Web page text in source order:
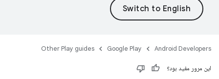
Android Developers
Google Play
Other Play guides
این مرور مفید بود؟